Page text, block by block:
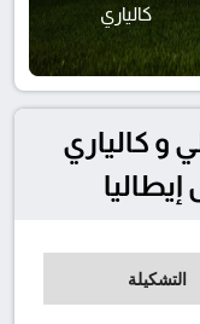
كالياري
و كالياري
التشكيلة